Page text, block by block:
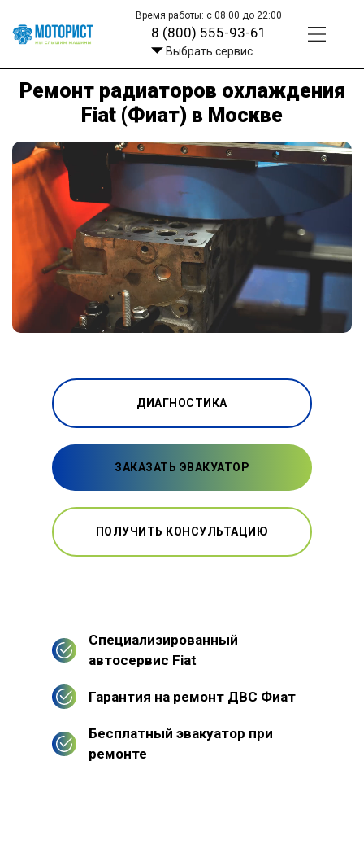
Время работы: с 08:00 до 22:00
8 (800) 555-93-61
Выбрать сервис
Ремонт радиаторов охлаждения
Fiat (Фиат) в Москве
ДИАГНОСТИКА
ЗАКАЗАТЬ ЭВАКУАТОР
ПОЛУЧИТЬ КОНСУЛЬТАЦИЮ
Специализированный
автосервис Fiat
Гарантия на ремонт ДВС Фиат
Бесплатный эвакуатор при
ремонте